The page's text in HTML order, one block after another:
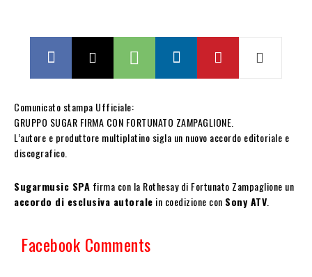
Comunicato stampa Ufficiale:
GRUPPO SUGAR FIRMA CON FORTUNATO ZAMPAGLIONE.
L’autore e produttore multiplatino sigla un nuovo accordo editoriale e
discografico.
Sugarmusic SPA firma con la Rothesay di Fortunato Zampaglione un
accordo di esclusiva autorale in coedizione con Sony ATV
Facebook Comments